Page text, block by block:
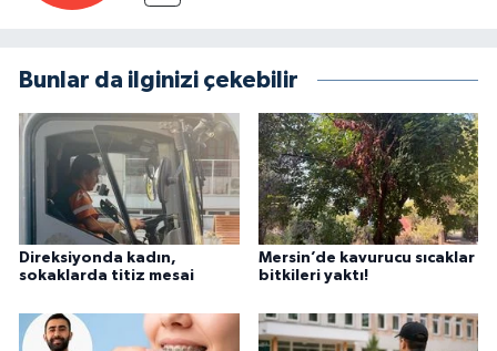
Bunlar da ilginizi çekebilir
Direksiyonda kadın,
sokaklarda titiz mesai
Mersin’de kavurucu sıcaklar
bitkileri yaktı!